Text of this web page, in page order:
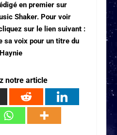
en premier sur
Shaker. Pour voir
sur le lien suivant :
sa voix pour un titre du
notre article